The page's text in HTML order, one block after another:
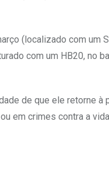
(localizado com um
com um HB20, no
de que ele retorne
em crimes contra a